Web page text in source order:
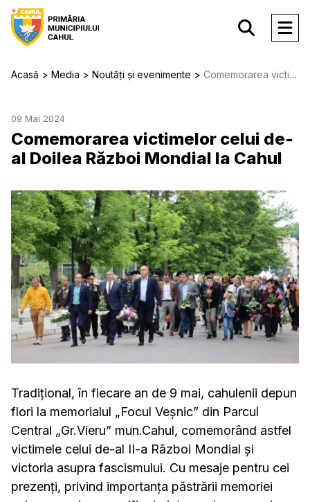
Acasă Media Noutăți și evenimente Comemorarea victimelor celui de-al Doilea Război Mondial la Cahul
09 Mai 2024
Comemorarea victimelor celui de-
al Doilea Război Mondial la Cahul
Tradițional, în fiecare an de 9 mai, cahulenii depun
flori la memorialul „Focul Veșnic” din Parcul
Central „Gr.Vieru” mun.Cahul, comemorând astfel
victimele celui de-al II-a Război Mondial și
victoria asupra fascismului. Cu mesaje pentru cei
prezenți, privind importanța păstrării memoriei